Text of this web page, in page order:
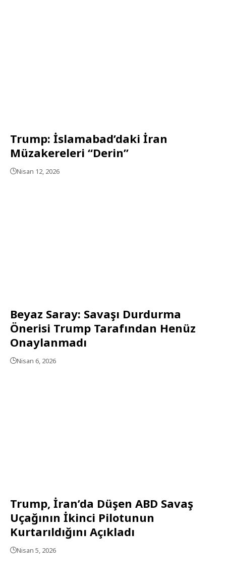
Trump: İslamabad’daki İran
Müzakereleri “Derin”
Nisan 12, 2026
Beyaz Saray: Savaşı Durdurma
Önerisi Trump Tarafından Henüz
Onaylanmadı
Nisan 6, 2026
Trump, İran’da Düşen ABD Savaş
Uçağının İkinci Pilotunun
Kurtarıldığını Açıkladı
Nisan 5, 2026